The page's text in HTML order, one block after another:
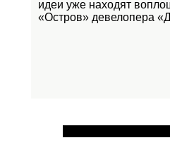
идеи уже находят
«Остров» девелопера